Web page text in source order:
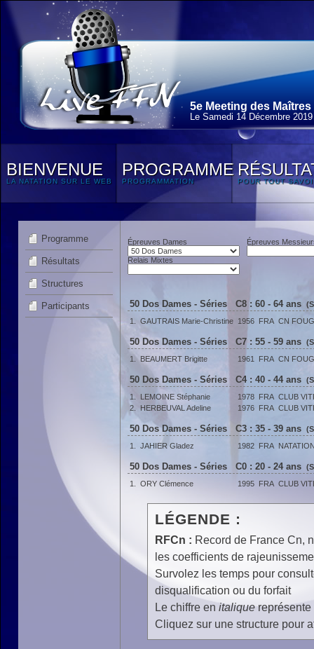
5e Meeting des
Le Samedi 14 Décembre 2019
BIENVENUE
LA NATATION SUR LE WEB
PROGRAMME
PROGRAMMATION POUR TOUT
Programme
Résultats
Structures
Participants
Épreuves Dames Épreuves
Relais Mixtes
50 Dos Dames - Séries C8 : 60 - 64 ans
1.
GAUTRAIS Marie-Christine 1956 FRA CN
50 Dos Dames - Séries C7 : 55 - 59 ans
1. BEAUMERT Brigitte 1961 FRA CN
50 Dos Dames - Séries C4 : 40 - 44 ans
1.
LEMOINE Stéphanie 1978 FRA CLUB
2.
HERBEUVAL Adeline 1976 FRA CLUB
50 Dos Dames - Séries C3 : 35 - 39 ans
1.
JAHIER Gladez 1982 FRA
50 Dos Dames - Séries C0 : 20 - 24 ans
1.
ORY Clémence 1995 FRA CLUB
LÉGENDE :
RFCn : Record de France Cn,
les coefficients de
Survolez les temps pour
disqualification ou du forfait
Le chiffre en italiquereprésente
Cliquez sur une structure pour